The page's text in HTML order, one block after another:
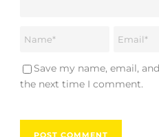
Save my name, email,
the next time I comment.